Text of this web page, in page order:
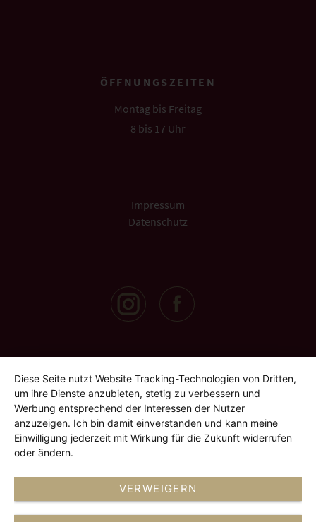
ÖFFNUNGSZEITEN
Montag bis Freitag
8 bis 17 Uhr
Impressum
Datenschutz
Diese Seite nutzt Website Tracking-Technologien von Dritten,
um ihre Dienste anzubieten, stetig zu verbessern und
Werbung entsprechend der Interessen der Nutzer
anzuzeigen. Ich bin damit einverstanden und kann meine
Einwilligung jederzeit mit Wirkung für die Zukunft widerrufen
oder ändern.
VERWEIGERN